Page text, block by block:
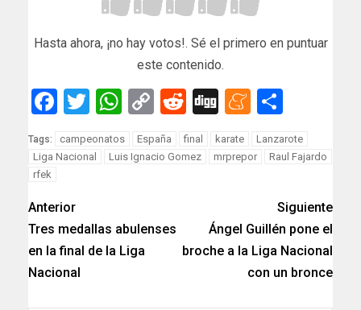
Hasta ahora, ¡no hay votos!. Sé el primero en puntuar
este contenido.
Facebook
Twitter
WhatsApp
Copy
Link
Reddit
Digg
Tags: campeonatos España final karate
Lanzarote
Liga Nacional
Luis Ignacio Gomez mrprepor
Raul Fajardo
rfek
Anterior
Tres medallas abulenses
en la final de la Liga
Nacional
Siguiente
Ángel Guillén pone el
broche a la Liga Nacional
con un bronce